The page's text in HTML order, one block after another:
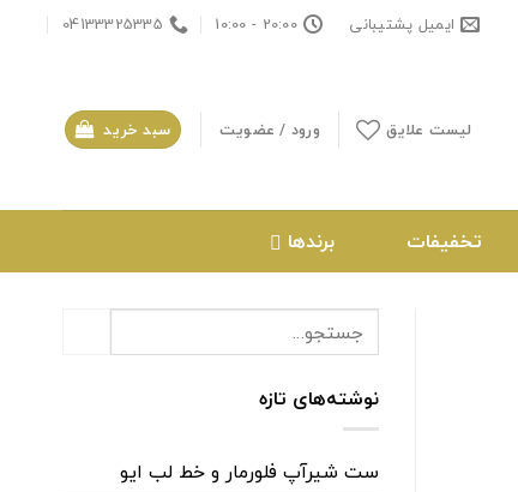
ایمیل پشتیبانی 20:00 - 10:00
04133325335
لیست علایق ورود / عضویت سبد خرید
تخفیفات برندها
نوشته‌های تازه
ست شیرآپ فلورمار و خط لب ایو